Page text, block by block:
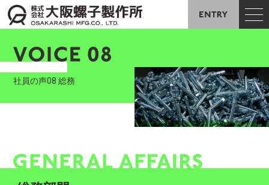
社員の声08 総務